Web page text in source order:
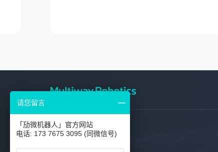
服务热线
400-8765-081
请您留言
「劢微机器人」官方网站
电话: 173 7675 3095 (同微信号)